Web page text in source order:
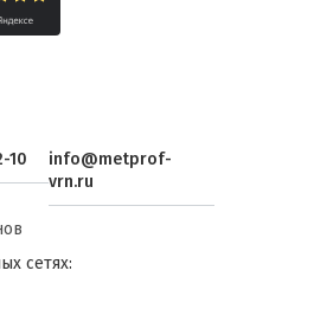
10
info@metprof-
vrn.ru
сетях: